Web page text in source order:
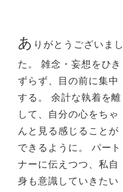
あ りがとうございまし
た。 雑念・妄想をひき
ずらず、目の前に集中
する。 余計な執着を離
して、自分の心をちゃ
んと見る感じることが
できるように。 パート
ナーに伝えつつ、私自
身も意識していきたい